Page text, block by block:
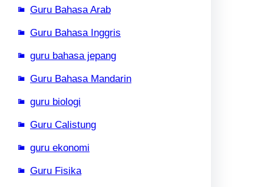
Guru Bahasa Arab
Guru Bahasa Inggris
guru bahasa jepang
Guru Bahasa Mandarin
guru biologi
Guru Calistung
guru ekonomi
Guru Fisika